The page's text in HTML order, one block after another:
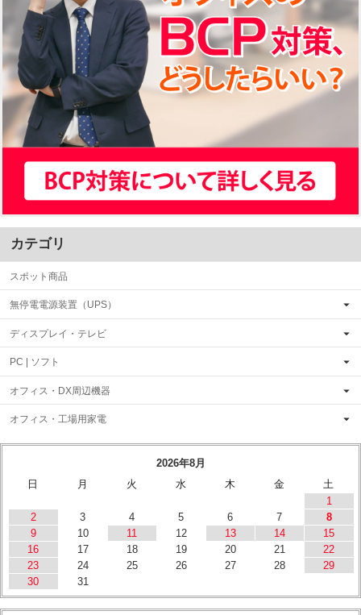
カテゴリ
スポット商品
無停電電源装置（UPS）
ディスプレイ・テレビ
PC | ソフト
オフィス・DX周辺機器
オフィス・工場用家電
2026年8月
日
月 火 水 木 金
土
1
2
3 4 5 6 7
8
9
10 11 12 13 14
15
16
17 18 19 20 21
22
23
24 25 26 27 28
29
30
31